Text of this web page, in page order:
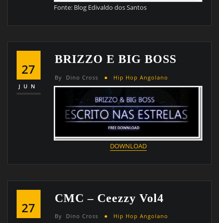
Fonte: Blog Edivaldo dos Santos
27
JUN
BRIZZO E BIG BOSS
By Dino Cross Hip Hop Angolano
DOWNLOAD
27
CMC – Ceezzy Vol4
By Dino Cross Hip Hop Angolano